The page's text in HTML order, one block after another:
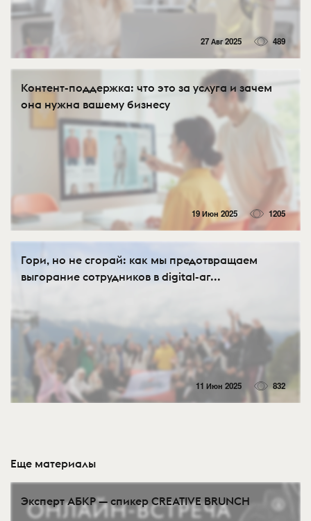
27 Авг 2025 489
Контент-поддержка: что это за услуга и зачем
она нужна вашему бизнесу
19 Июн 2025 1205
Гори, но не сгорай: как мы предотвращаем
выгорание сотрудников в digital-аг...
11 Июн 2025 832
Еще материалы
Эксперт АБКР — спикер CREATIVE BRUNCH